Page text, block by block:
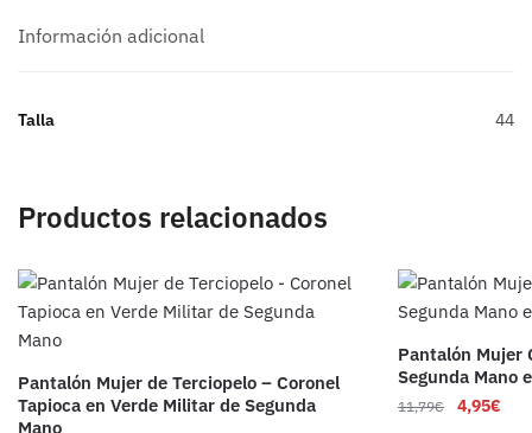
Información adicional
Talla 44
Productos relacionados
Pantalón Mujer de Terciopelo – Coronel
Tapioca en Verde Militar de Segunda
Mano
Pantalón Mujer
Segunda Mano
11,79€ 4,95€